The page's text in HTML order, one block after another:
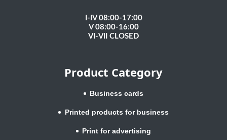
I-IV 08:00-17:00
V 08:00-16:00
VI-VII CLOSED
Product Category
Business cards
Printed products for business
Print for advertising